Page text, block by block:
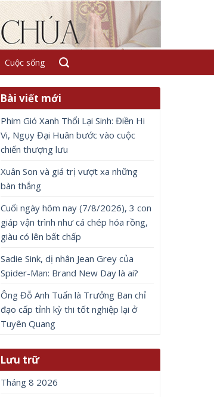
Cuộc sống
Bài viết mới
Phim Gió Xanh Thổi Lại Sinh: Điền Hi
Vi, Ngụy Đại Huân bước vào cuộc
chiến thượng lưu
Xuân Son và giá trị vượt xa những
bàn thắng
Cuối ngày hôm nay (7/8/2026), 3 con
giáp vận trình như cá chép hóa rồng,
giàu có lên bất chấp
Sadie Sink, dị nhân Jean Grey của
Spider-Man: Brand New Day là ai?
Ông Đỗ Anh Tuấn là Trưởng Ban chỉ
đạo cấp tỉnh kỳ thi tốt nghiệp lại ở
Tuyên Quang
Lưu trữ
Tháng 8 2026